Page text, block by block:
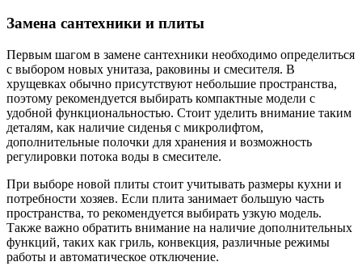
Замена сантехники и плиты
Первым шагом в замене сантехники необходимо определиться
с выбором новых унитаза, раковины и смесителя. В
хрущевках обычно присутствуют небольшие пространства,
поэтому рекомендуется выбирать компактные модели с
удобной функциональностью. Стоит уделить внимание таким
деталям, как наличие сиденья с микролифтом,
дополнительные полочки для хранения и возможность
регулировки потока воды в смесителе.
При выборе новой плиты стоит учитывать размеры кухни и
потребности хозяев. Если плита занимает большую часть
пространства, то рекомендуется выбирать узкую модель.
Также важно обратить внимание на наличие дополнительных
функций, таких как гриль, конвекция, различные режимы
работы и автоматическое отключение.